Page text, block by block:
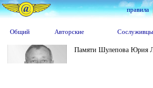
правила
Общий Авторские Сослуживцы
Памяти Шулепова Юрия